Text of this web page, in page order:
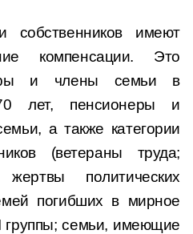
собственников имеют
компенсации. Это
и члены семьи в
лет, пенсионеры и
а также категории
(ветераны труда;
жертвы политических
погибших в мирное
группы; семьи, имеющие